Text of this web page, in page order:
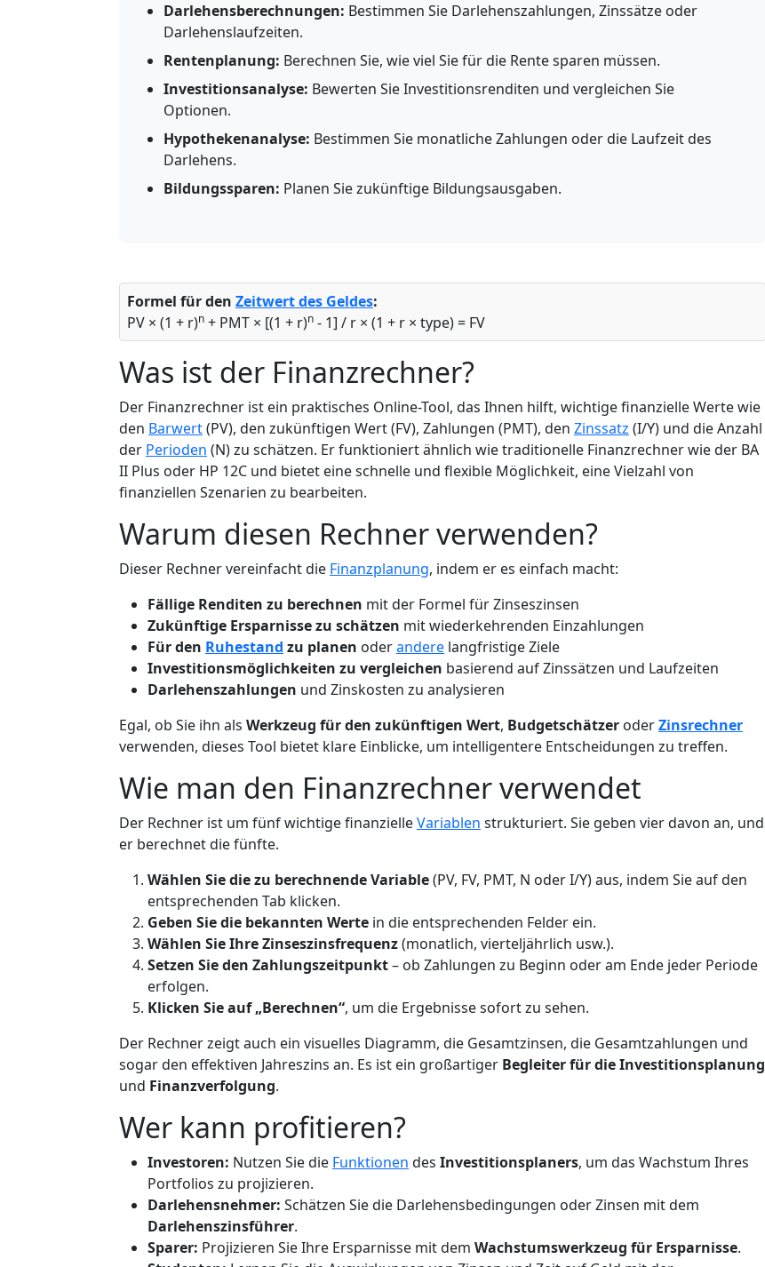
Darlehensberechnungen: Bestimmen Sie Darlehenszahlungen, Zinssätze oder
Darlehenslaufzeiten.
Rentenplanung: Berechnen Sie, wie viel Sie für die Rente sparen müssen.
Investitionsanalyse: Bewerten Sie Investitionsrenditen und vergleichen Sie
Optionen.
Hypothekenanalyse: Bestimmen Sie monatliche Zahlungen oder die Laufzeit des
Darlehens.
Bildungssparen: Planen Sie zukünftige Bildungsausgaben.
Formel für den Zeitwert des Geldes:
PV × (1 + r)n + PMT × [(1 + r)n - 1] / r × (1 + r × type) = FV
Was ist der Finanzrechner?
Der Finanzrechner ist ein praktisches Online-Tool, das Ihnen hilft, wichtige finanzielle Werte wie
den Barwert(PV), den zukünftigen Wert (FV), Zahlungen (PMT), den Zinssatz (I/Y) und die Anzahl
der Perioden (N) zu schätzen. Er funktioniert ähnlich wie traditionelle Finanzrechner wie der BA
II Plus oder HP 12C und bietet eine schnelle und flexible Möglichkeit, eine Vielzahl von
finanziellen Szenarien zu bearbeiten.
Warum diesen Rechner verwenden?
Dieser Rechner vereinfacht die Finanzplanung, indem er es einfach macht:
Fällige Renditen zu berechnen mit der Formel für Zinseszinsen
Zukünftige Ersparnisse zu schätzen mit wiederkehrenden Einzahlungen
Für den Ruhestand zu planen oderandere langfristige Ziele
Investitionsmöglichkeiten zu vergleichen basierend auf Zinssätzen und Laufzeiten
Darlehenszahlungen und Zinskosten zu analysieren
Egal, ob Sie ihn als Werkzeug für den zukünftigen Wert, Budgetschätzer oderZinsrechner
verwenden, dieses Tool bietet klare Einblicke, um intelligentere Entscheidungen zu treffen.
Wie man den Finanzrechner verwendet
Der Rechner ist um fünf wichtige finanzielleVariablen strukturiert. Sie geben vier davon an, und
er berechnet die fünfte.
Wählen Sie die zu berechnende Variable(PV, FV, PMT, N oder I/Y) aus, indem Sie auf den
entsprechenden Tab klicken.
Geben Sie die bekannten Werte in die entsprechenden Felder ein.
Wählen Sie Ihre Zinseszinsfrequenz(monatlich, vierteljährlich usw.).
Setzen Sie den Zahlungszeitpunkt– ob Zahlungen zu Beginn oder am Ende jeder Periode
erfolgen.
Klicken Sie auf „Berechnen“, um die Ergebnisse sofort zu sehen.
Der Rechner zeigt auch ein visuelles Diagramm, die Gesamtzinsen, die Gesamtzahlungen und
sogar den effektiven Jahreszins an. Es ist ein großartiger Begleiter für die Investitionsplanung
und Finanzverfolgung.
Wer kann profitieren?
Investoren: Nutzen Sie die Funktionen des Investitionsplaners, um das Wachstum Ihres
Portfolios zu projizieren.
Darlehensnehmer: Schätzen Sie die Darlehensbedingungen oder Zinsen mit dem
Darlehenszinsführer.
Sparer: Projizieren Sie Ihre Ersparnisse mit dem Wachstumswerkzeug für Ersparnisse.